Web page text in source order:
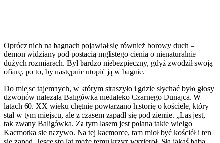
Oprócz nich na bagnach pojawiał się również borowy duch –
demon widziany pod postacią mglistego cienia o nienaturalnie
dużych rozmiarach. Był bardzo niebezpieczny, gdyż zwodził swoją
ofiarę, po to, by następnie utopić ją w bagnie.
Do miejsc tajemnych, w którym straszyło i gdzie słychać było głosy
dzwonów należała Baligówka niedaleko Czarnego Dunajca. W
latach 60. XX wieku chętnie powtarzano historię o kościele, który
stał w tym miejscu, ale z czasem zapadł się pod ziemie. „Las jest,
tak zwany Baligówka. Za tym lasem jest polana takie wielgo,
Kacmorka sie nazywo. Na tej kacmorce, tam mioł być kościół i ten
się zapod. Jesce sto lat może temu krzyz wyzieroł. Sła jakaś baba,